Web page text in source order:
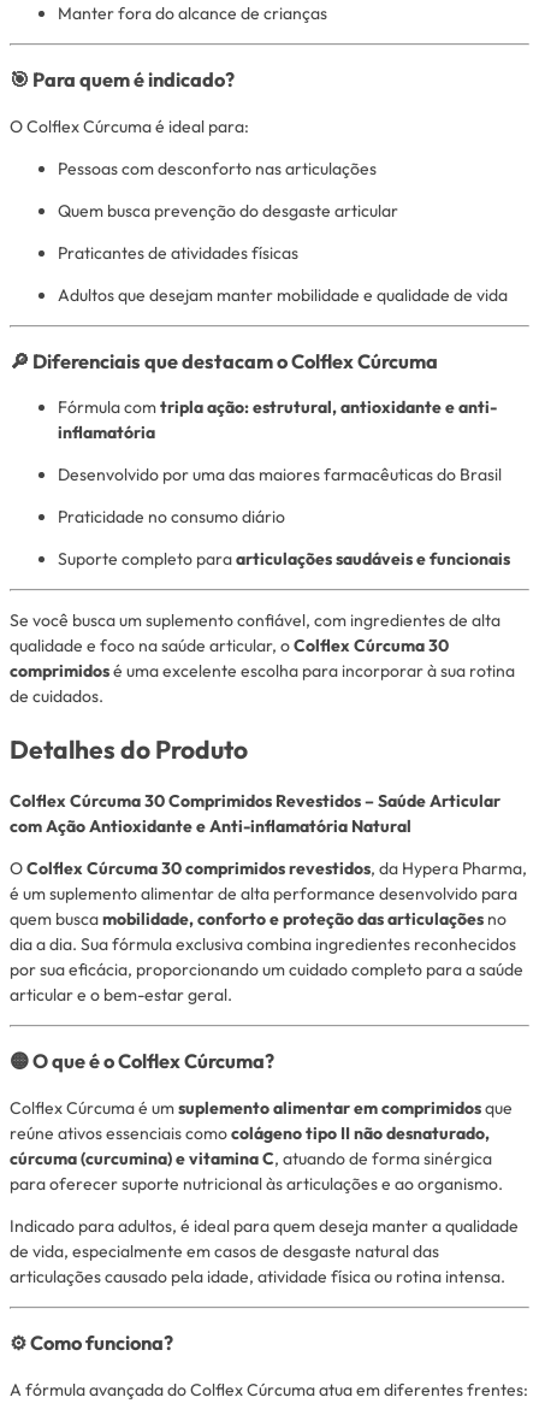
Manter fora do alcance de crianças
🎯 Para quem é indicado?
O Colflex Cúrcuma é ideal para:
Pessoas com desconforto nas articulações
Quem busca prevenção do desgaste articular
Praticantes de atividades físicas
Adultos que desejam manter mobilidade e qualidade de vida
🔎 Diferenciais que destacam o Colflex Cúrcuma
Fórmula comtripla ação: estrutural, antioxidante e anti-
inflamatória
Desenvolvido por uma das maiores farmacêuticas do Brasil
Praticidade no consumo diário
Suporte completo paraarticulações saudáveis e funcionais
Se você busca um suplemento confiável, com ingredientes de alta
qualidade e foco na saúde articular, oColflex Cúrcuma 30
comprimidosé uma excelente escolha para incorporar à sua rotina
de cuidados.
Detalhes do Produto
Colflex Cúrcuma 30 Comprimidos Revestidos – Saúde Articular
com Ação Antioxidante e Anti-inflamatória Natural
OColflex Cúrcuma 30 comprimidos revestidos, da Hypera Pharma,
é um suplemento alimentar de alta performance desenvolvido para
quem buscamobilidade, conforto e proteção das articulações no
dia a dia. Sua fórmula exclusiva combina ingredientes reconhecidos
por sua eficácia, proporcionando um cuidado completo para a saúde
articular e o bem-estar geral.
🟡 O que é o Colflex Cúrcuma?
Colflex Cúrcuma é umsuplemento alimentar em comprimidosque
reúne ativos essenciais comocolágeno tipo II não desnaturado,
cúrcuma (curcumina) e vitamina C, atuando de forma sinérgica
para oferecer suporte nutricional às articulações e ao organismo.
Indicado para adultos, é ideal para quem deseja manter a qualidade
de vida, especialmente em casos de desgaste natural das
articulações causado pela idade, atividade física ou rotina intensa.
⚙️ Como funciona?
A fórmula avançada do Colflex Cúrcuma atua em diferentes frentes: